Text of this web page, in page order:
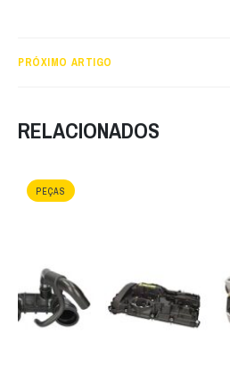
PRÓXIMO ARTIGO
RELACIONADOS
PEÇAS